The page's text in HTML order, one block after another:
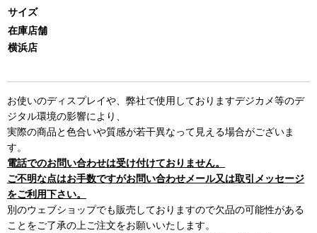
サイズ
在庫店舗
横浜店
お使いのディスプレイや、弊社で使用しておりますデジカメ等のデ
ジタル環境の影響により、
実際の商品と色合いや質感が若干異なって見える場合がございま
す。
電話でのお問い合わせは受け付けておりません。
ご不明な点はお手数ですがお問い合わせメール又は取引メッセージ
をご利用下さい。
別のウェブショップでも販売しておりますので欠品の可能性がある
ことをご了承の上ご注文をお願いいたします。